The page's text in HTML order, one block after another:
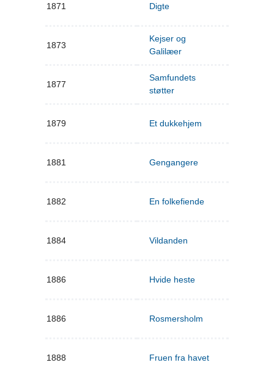
1871 Digte
1873
Kejser og
Galilæer
1877
Samfundets
støtter
1879 Et dukkehjem
1881 Gengangere
1882 En folkefiende
1884 Vildanden
1886 Hvide heste
1886 Rosmersholm
1888 Fruen fra havet